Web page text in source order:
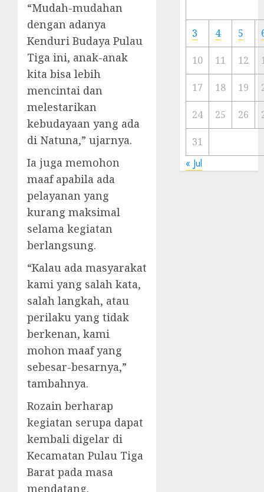
“Mudah-mudahan
dengan adanya
Kenduri Budaya Pulau
Tiga ini, anak-anak
kita bisa lebih
mencintai dan
melestarikan
kebudayaan yang ada
di Natuna,” ujarnya.
Ia juga memohon
maaf apabila ada
pelayanan yang
kurang maksimal
selama kegiatan
berlangsung.
“Kalau ada masyarakat
kami yang salah kata,
salah langkah, atau
perilaku yang tidak
berkenan, kami
mohon maaf yang
sebesar-besarnya,”
tambahnya.
Rozain berharap
kegiatan serupa dapat
kembali digelar di
Kecamatan Pulau Tiga
Barat pada masa
mendatang.
Ibu
Kota
23/11/
3 4 5
10 11 12
17 18 19
24 25 26
31
« Jul